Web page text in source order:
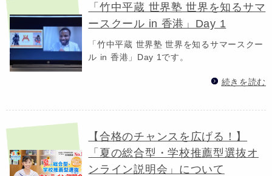
「竹中平蔵 世界塾 世界を知るサマ
ースクール in 香港」Day 1
「竹中平蔵 世界塾 世界を知るサマースクー
ル in 香港」Day 1です。
続きを読む
【合格のチャンスを広げる！】
「夏の総合型・学校推薦型選抜オ
ンライン説明会」について